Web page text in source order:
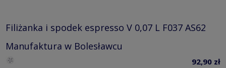
Filiżanka i spodek espresso V 0,07 L F037 AS62
Manufaktura w Bolesławcu
92,90 zł